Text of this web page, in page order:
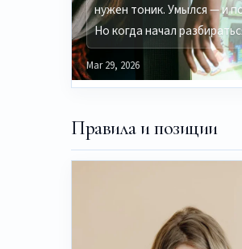
нужен тоник. Умылся — и
Но когда начал
Mar 29, 2026
Правила и позиции